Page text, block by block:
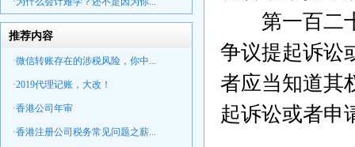
推荐内容
·微信转账存在的涉税风险，你中...
·2019代理记账，大改！
·香港公司年审
·香港注册公司税务常见问题之薪...
第一百二十
争议提起诉讼
者应当知道其
起诉讼或者